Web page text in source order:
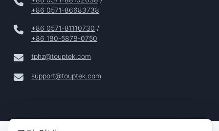
+86 0571-86683738
+86 0571-81110730 /
+86 180-5878-0750
tphz@touptek.com
support@touptek.com